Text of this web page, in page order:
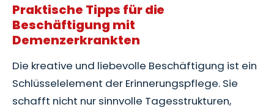
Praktische Tipps für die
Beschäftigung mit
Demenzerkrankten
Die kreative und liebevolle Beschäftigung ist ein
Schlüsselelement der Erinnerungspflege. Sie
schafft nicht nur sinnvolle Tagesstrukturen,